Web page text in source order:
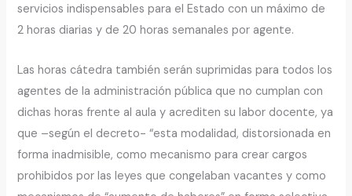
servicios indispensables para el Estado con un máximo de
2 horas diarias y de 20 horas semanales por agente.
Las horas cátedra también serán suprimidas para todos los
agentes de la administración pública que no cumplan con
dichas horas frente al aula y acrediten su labor docente, ya
que –según el decreto- “esta modalidad, distorsionada en
forma inadmisible, como mecanismo para crear cargos
prohibidos por las leyes que congelaban vacantes y como